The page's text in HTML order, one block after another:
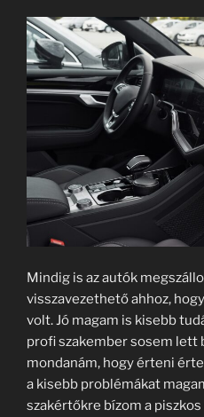
Mindig is az autók
visszavezethető ahhoz,
volt. Jó magam is kisebb
profi szakember sosem lett
mondanám, hogy érteni
a kisebb problémákat
szakértőkre bízom a